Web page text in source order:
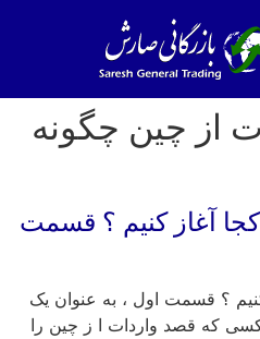
از چین چگونه
آغاز کنیم ؟ قسمت
؟ قسمت اول ، به عنوان یک
کسی که قصد واردات ا ز چین را